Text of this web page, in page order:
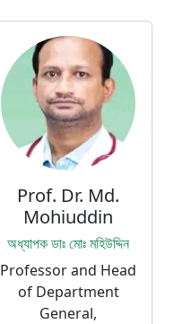
Prof. Dr. Md.
Mohiuddin
অধ্যাপক ডাঃ মোঃ মহিউদ্দিন
Professor and Head
of Department
General,